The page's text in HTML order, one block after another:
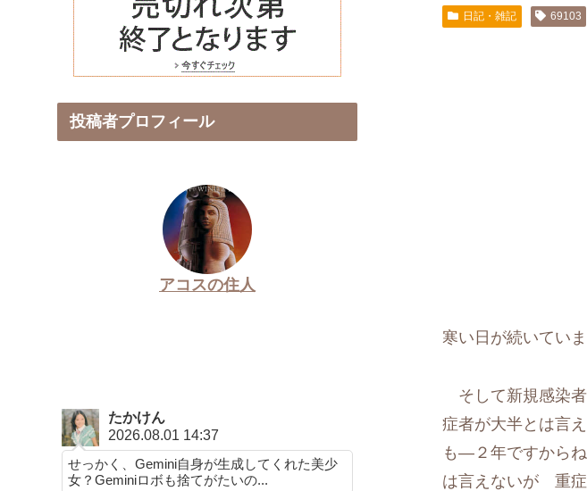
日記・雑記 69103
寒い日が続いて
そして新規感染
症者が大半とは言
も―２年ですから
は言えないが 重
投稿者プロフィール
アコスの住人
たかけん
2026.08.01 14:37
せっかく、Gemini自身が生成してくれた美少
女？Geminiロボも捨てがたいの...